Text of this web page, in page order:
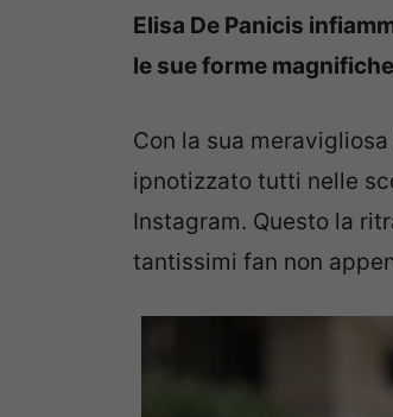
Elisa De Panicis
le sue forme
Con la sua
ipnotizzato tutti nelle
Instagram. Questo la
tantissimi fan non